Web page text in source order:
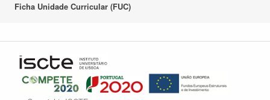
Ficha Unidade Curricular (FUC)